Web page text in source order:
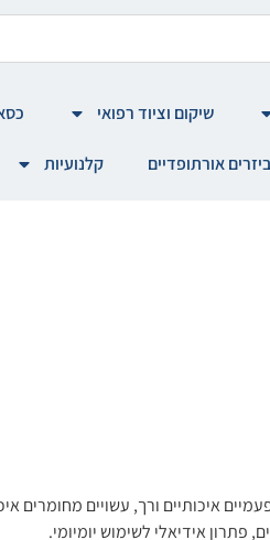
שיקום וציוד רפואי
אורתופדיים קלנועיות
איכותיים ורך, עשויים מחומרים